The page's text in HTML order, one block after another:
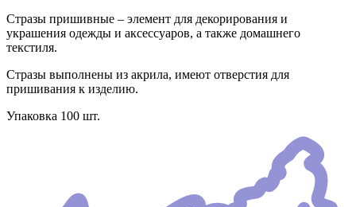
Стразы пришивные – элемент для декорирования и
украшения одежды и аксессуаров, а также домашнего
текстиля.
Стразы выполнены из акрила, имеют отверстия для
пришивания к изделию.
Упаковка 100 шт.